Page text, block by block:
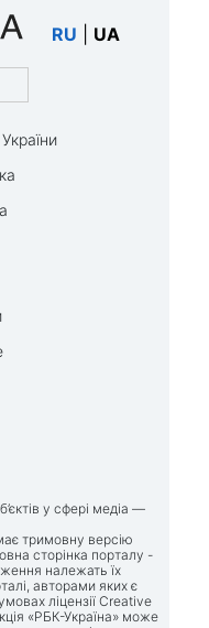
RU UA
у сфері медіа —
тримовну версію
сторінка порталу -
належать їх
авторами яких є
ліцензії Creative
«РБК-Україна» може